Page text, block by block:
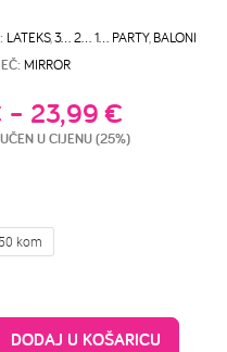
LATEKS,3… 2… 1… PARTY, BALONI
MIRROR
– 23,99€
U CIJENU (25%)
50 kom
DODAJ U KOŠARICU